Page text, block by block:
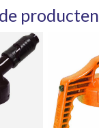
producten